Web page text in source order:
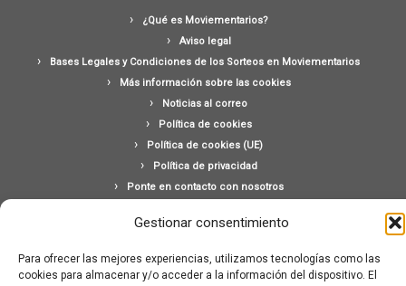
Gestionar consentimiento
Para ofrecer las mejores experiencias, utilizamos tecnologías como las
cookies para almacenar y/o acceder a la información del dispositivo. El
¿Qué es Moviementarios?
Aviso legal
Bases Legales y Condiciones de los Sorteos en Moviementarios
Más información sobre las cookies
Noticias al correo
Política de cookies
Política de cookies (UE)
Política de privacidad
Ponte en contacto con nosotros